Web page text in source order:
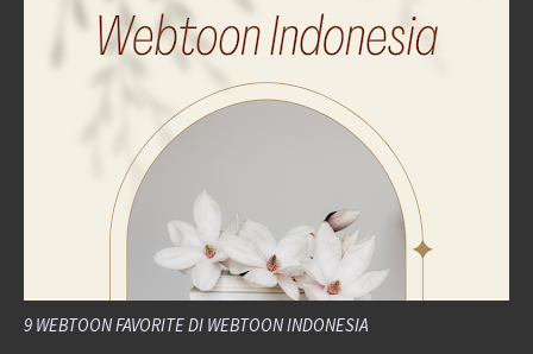
9 WEBTOON FAVORITE DI WEBTOON INDONESIA